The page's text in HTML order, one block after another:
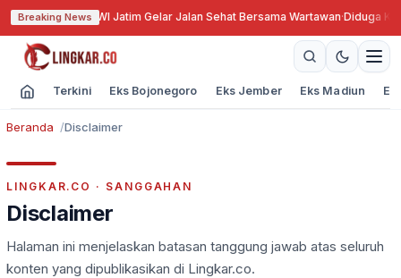
Breaking News
PWI ke-79, PWI Jatim Gelar Jalan Sehat Bersama Wartawan·Diduga
Terkini Eks Bojonegoro Eks Jember Eks Madiun
Beranda Disclaimer
LINGKAR.CO · SANGGAHAN
Disclaimer
Halaman ini menjelaskan batasan tanggung jawab atas seluruh
konten yang dipublikasikan di Lingkar.co.